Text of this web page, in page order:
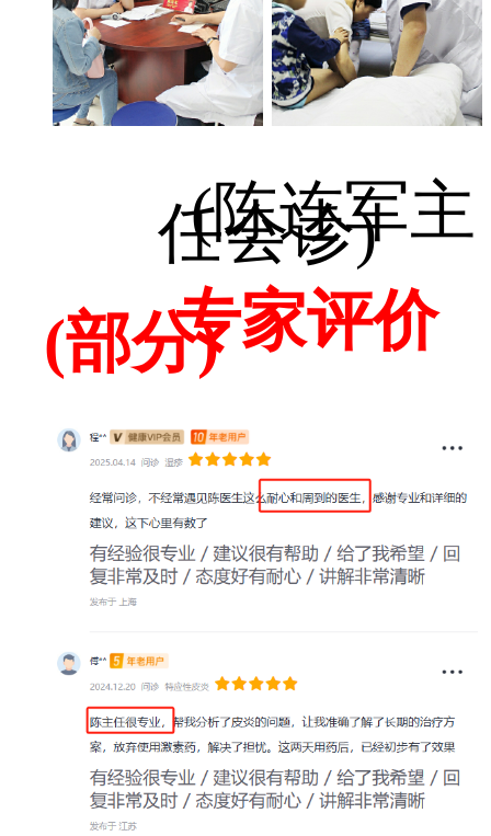
(陈连军主
任会诊)
专家评价
(部分)